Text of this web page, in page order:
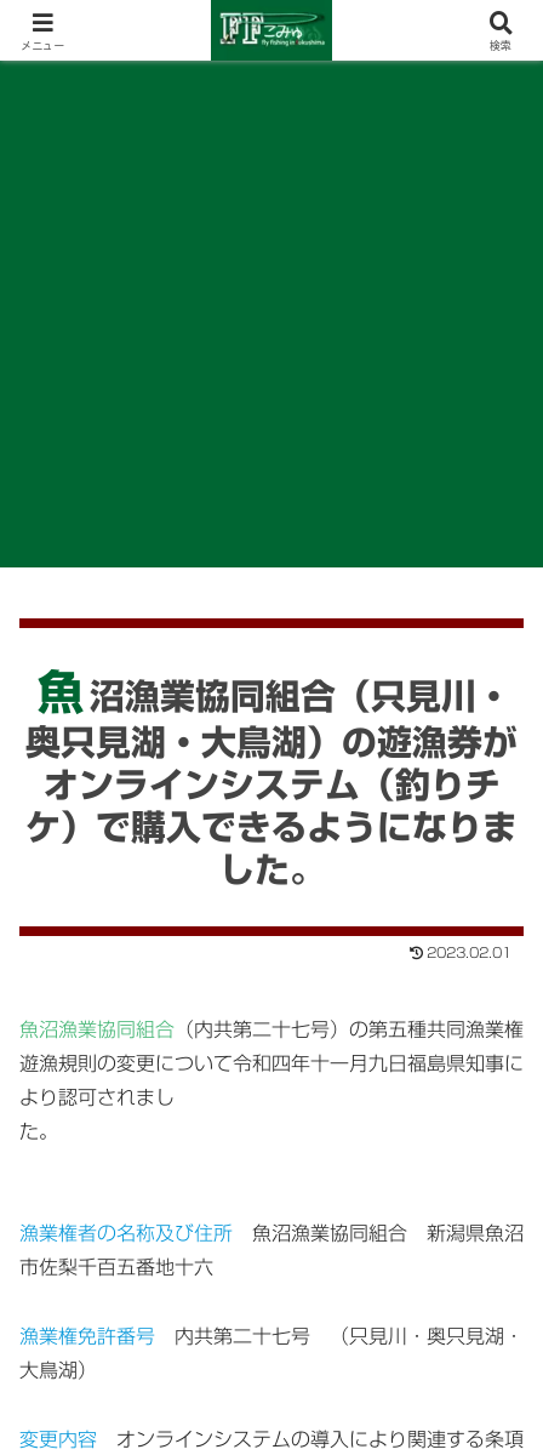
魚 沼漁業協同組合（只見川・
奥只見湖・大鳥湖）の遊漁券が
オンラインシステム（釣りチ
ケ）で購入できるようになりま
した。
2023.02.01
魚沼漁業協同組合 （内共第二十七号）の第五種共同漁業権
遊漁規則の変更について令和四年十一月九日福島県知事に
より認可されまし
た。
漁業権者の名称及び住所 魚沼漁業協同組合 新潟県魚沼
市佐梨千百五番地十六
漁業権免許番号 内共第二十七号 （只見川・奥只見湖・
大鳥湖）
変更内容 オンラインシステムの導入により関連する条項
メニュー 検索